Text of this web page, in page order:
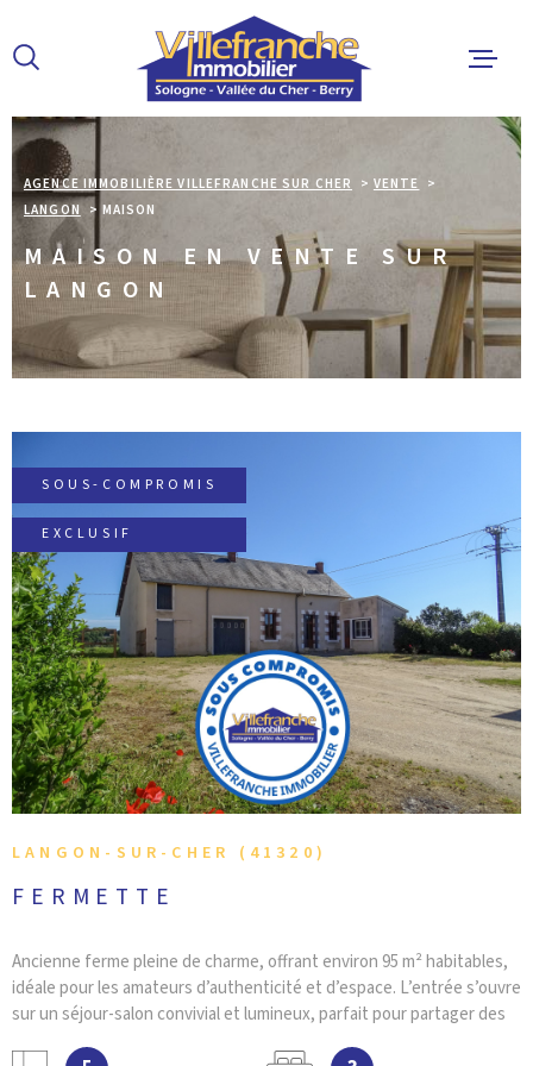
menu
contenu
ACHETER
LOUER
ALERTE
L'AGENCE
CONTACT
AGENCE IMMOBILIÈRE VILLEFRANCHE SUR CHER
VENTE
LANGON
MAISON
MAISON EN VENTE SUR
LANGON
LANGON-SUR-CHER (41320)
FERMETTE
Ancienne ferme pleine de charme, offrant environ 95 m² habitables,
idéale pour les amateurs d’authenticité et d’espace. L’entrée s’ouvre
sur un séjour-salon convivial et lumineux, parfait pour partager des
SOUS-COMPROMIS
EXCLUSIF
VOIR LE BIEN